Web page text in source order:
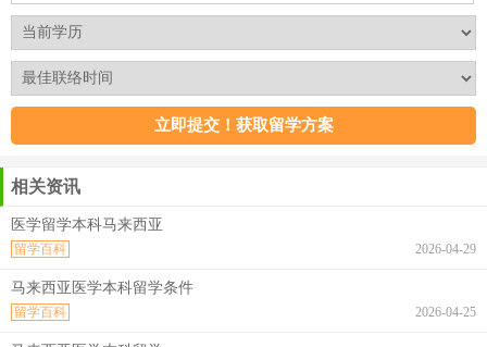
相关资讯
医学留学本科马来西亚
2026-04-29
留学百科
马来西亚医学本科留学条件
2026-04-25
留学百科